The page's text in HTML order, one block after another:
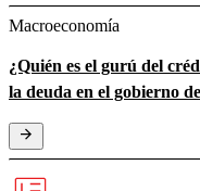
Macroeconomía
¿Quién es el gurú del
la deuda en el gobierno